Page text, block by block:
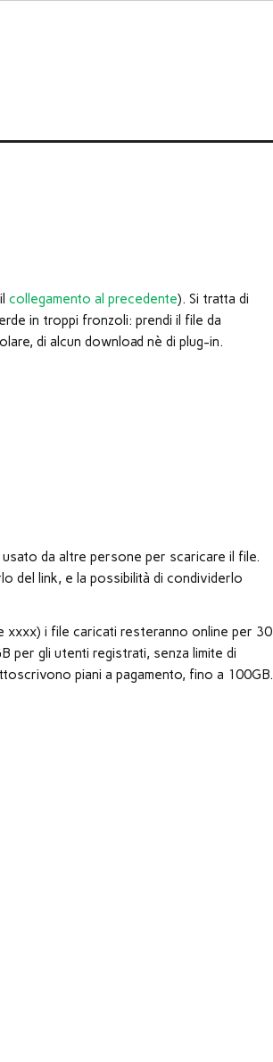
ilcollegamento al precedente). Si tratta di
in troppi fronzoli: prendi il file da
di alcun download nè di plug-in.
da altre persone per scaricare il file.
del link, e la possibilità di condividerlo
xxxx) i file caricati resteranno online per 30
per gli utenti registrati, senza limite di
piani a pagamento, fino a 100GB.